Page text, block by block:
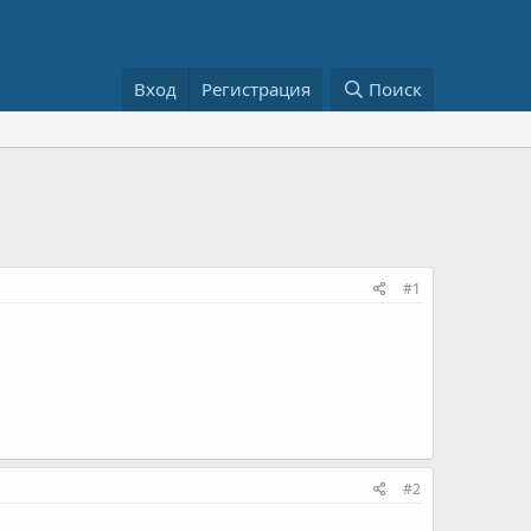
Вход Регистрация Поиск
#1
#2